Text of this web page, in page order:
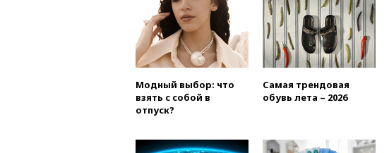
Модный выбор: что
взять с собой в
отпуск?
Самая трендовая
обувь лета – 2026